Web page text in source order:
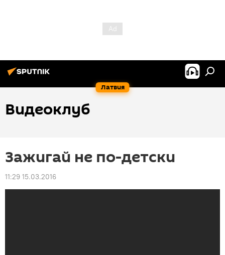
Латвия
Видеоклуб
Зажигай не по-детски
11:29 15.03.2016